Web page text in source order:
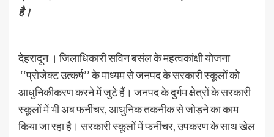
है।
देहरादून । जिलाधिकारी सविन बसंल के महत्वकांक्षी योजना
‘‘प्रोजेक्ट उत्कर्ष’’ के माध्यम से जनपद के सरकारी स्कूलों को
आधुनिकीकरण करने में जुटे हैं। जनपद के दुर्गम क्षेत्रों के सरकारी
स्कूलों में भी अब फर्नीचर, आधुनिक तकनीक से जोड़ने का काम
किया जा रहा है। सरकारी स्कूलों में फर्नीचर, उपकरण के साथ खेल